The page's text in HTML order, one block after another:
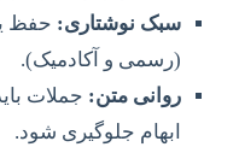
سبک نوشتاری: حفظ
(رسمی و آکادمیک).
روانی متن: جملات
ابهام جلوگیری شود.